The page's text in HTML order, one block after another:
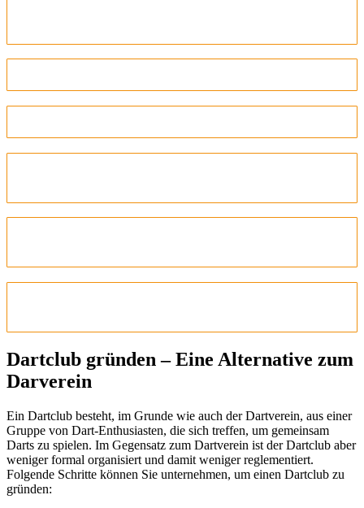
Dartclub gründen – Eine Alternative zum
Darverein
Ein Dartclub besteht, im Grunde wie auch der Dartverein, aus einer
Gruppe von Dart-Enthusiasten, die sich treffen, um gemeinsam
Darts zu spielen. Im Gegensatz zum Dartverein ist der Dartclub aber
weniger formal organisiert und damit weniger reglementiert.
Folgende Schritte können Sie unternehmen, um einen Dartclub zu
gründen: